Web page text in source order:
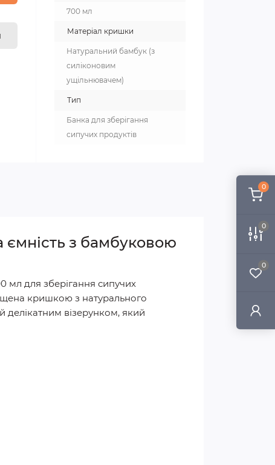
0
0
0
700 мл
Матеріал кришки
Натуральний бамбук (з
силіконовим
ущільнювачем)
Тип
Банка для зберігання
сипучих продуктів
ємність з бамбуковою
мл для зберігання сипучих
кришкою з натурального
візерунком, який